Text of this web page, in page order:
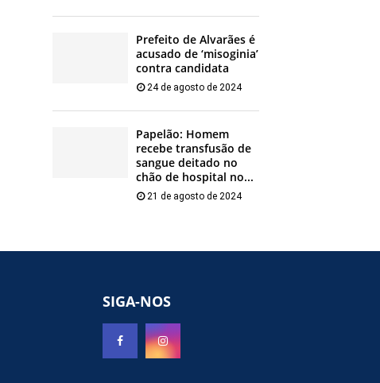
Prefeito de Alvarães é
acusado de ‘misoginia’
contra candidata
24 de agosto de 2024
Papelão: Homem
recebe transfusão de
sangue deitado no
chão de hospital no...
21 de agosto de 2024
SIGA-NOS